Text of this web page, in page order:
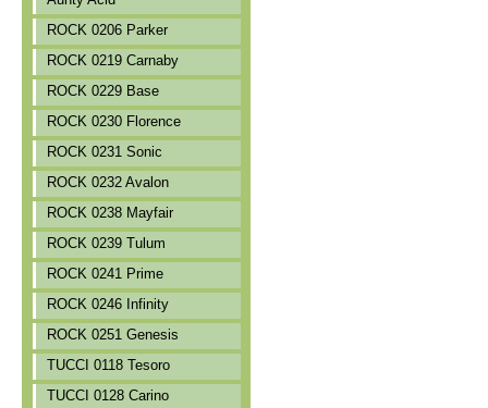
ROCK 0206 Parker
ROCK 0219 Carnaby
ROCK 0229 Base
ROCK 0230 Florence
ROCK 0231 Sonic
ROCK 0232 Avalon
ROCK 0238 Mayfair
ROCK 0239 Tulum
ROCK 0241 Prime
ROCK 0246 Infinity
ROCK 0251 Genesis
TUCCI 0118 Tesoro
TUCCI 0128 Carino